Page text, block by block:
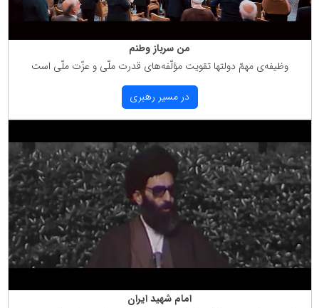
من سرباز وطنم
وظیفه‌ی مهمّ دولتها تقویت مؤلّفه‌های قدرت ملّی و عزّت ملّی است
در مسیر رهبری
امام شهید ایران